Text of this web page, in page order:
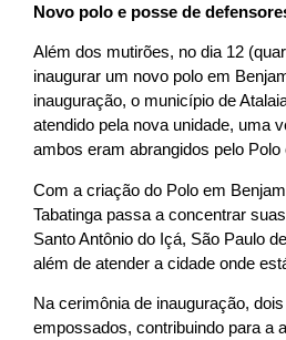
Novo polo e posse de
Além dos mutirões, no dia 12
inaugurar um novo polo em
inauguração, o município de
atendido pela nova unidade, uma
ambos eram abrangidos pelo
Com a criação do Polo em
Tabatinga passa a concentrar
Santo Antônio do Içá, São Paulo
além de atender a cidade onde
Na cerimônia de inauguração,
empossados, contribuindo para a